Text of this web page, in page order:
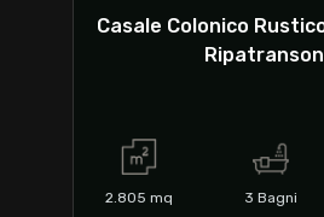
Casale Colonico
2.805 mq 3 Bagni